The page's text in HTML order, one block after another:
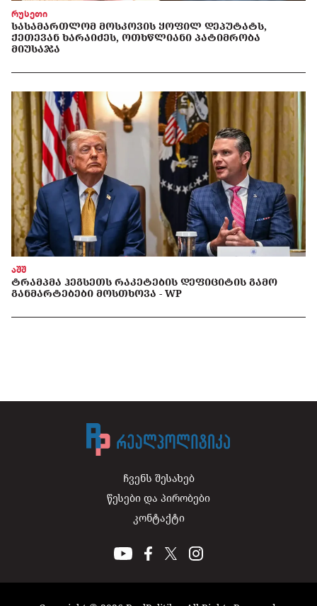
რუსეთი
ᲡᲐᲡᲐᲛᲐᲠᲗᲚᲝᲛ ᲛᲝᲡᲙᲝᲕᲘᲡ ᲧᲝᲤᲘᲚ ᲓᲔᲞᲣᲢᲐᲢᲡ,
ᲥᲔᲗᲔᲕᲐᲜ ᲮᲐᲠᲐᲘᲫᲔᲡ, ᲝᲗᲮᲬᲚᲘᲐᲜᲘ ᲞᲐᲢᲘᲛᲠᲝᲑᲐ
ᲛᲘᲣᲡᲐᲯᲐ
აშშ
ᲢᲠᲐᲛᲞᲛᲐ ᲰᲔᲒᲡᲔᲗᲡ ᲠᲐᲙᲔᲢᲔᲑᲘᲡ ᲓᲔᲤᲘᲪᲘᲢᲘᲡ ᲒᲐᲛᲝ
ᲒᲐᲜᲛᲐᲠᲢᲔᲑᲔᲑᲘ ᲛᲝᲡᲗᲮᲝᲕᲐ - WP
ჩვენს შესახებ
წესები და პირობები
კონტაქტი